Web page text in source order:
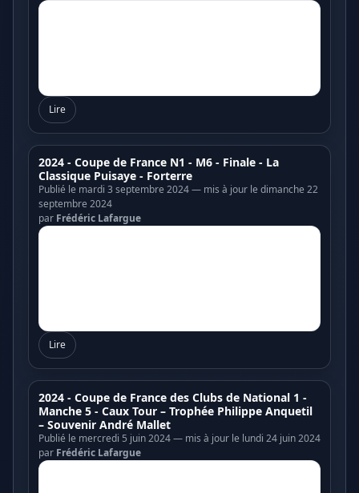
Lire
2024 - Coupe de France N1 - M6 - Finale - La
Classique Puisaye - Forterre
Publié le mardi 3 septembre 2024 — mis à jour le dimanche 22
septembre 2024
par Frédéric Lafargue
Lire
2024 - Coupe de France des Clubs de National 1 -
Manche 5 - Caux Tour – Trophée Philippe Anquetil
– Souvenir André Mallet
Publié le mercredi 5 juin 2024 — mis à jour le lundi 24 juin 2024
par Frédéric Lafargue